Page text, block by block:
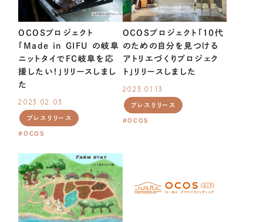
01. 資金調達をお考えの方
02.地域・社会貢献をお考えの方
OCOSプロジェクト
「Made in GIFU の岐阜
ニットタイでＦＣ岐阜を応
援したい！」リリースしまし
た
2023.02.03
プレスリリース
OCOS
OCOSプロジェクト「10代
のための自分を見つける
アトリエづくりプロジェク
ト」リリースしました
2023.01.13
プレスリリース
OCOS